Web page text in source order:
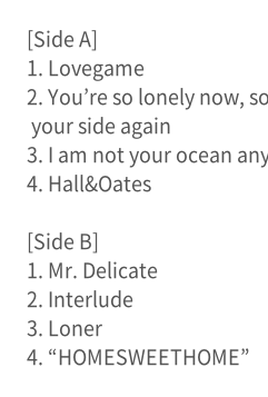
[Side A]
1. Lovegame
2. You’re so lonely now,
your side again
3. I am not your ocean
4. Hall&Oates
[Side B]
1. Mr. Delicate
2. Interlude
3. Loner
4. “HOMESWEETHOME”